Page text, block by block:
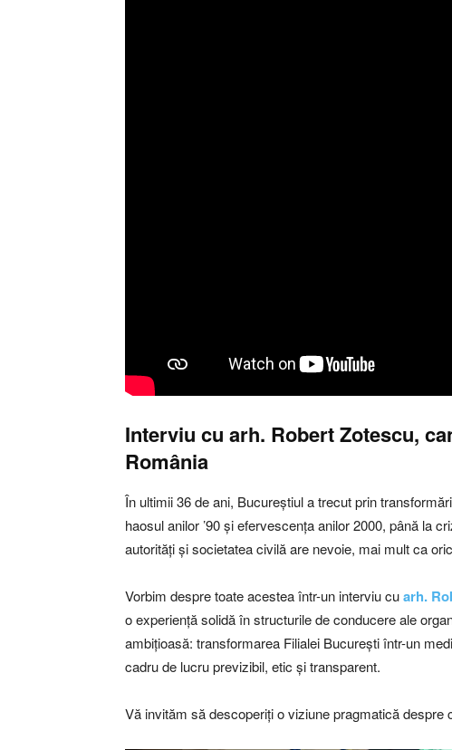
Interviu cu arh. Robert Zotescu,
România
În ultimii 36 de ani, Bucureștiul a trecut prin
haosul anilor ’90 și efervescența anilor 2000, până la
autorități și societatea civilă are nevoie, mai mult ca
Vorbim despre toate acestea într-un interviu cuarh.
o experiență solidă în structurile de conducere ale
ambițioasă: transformarea Filialei București într-un
cadru de lucru previzibil, etic și transparent.
Vă invităm să descoperiți o viziune pragmatică